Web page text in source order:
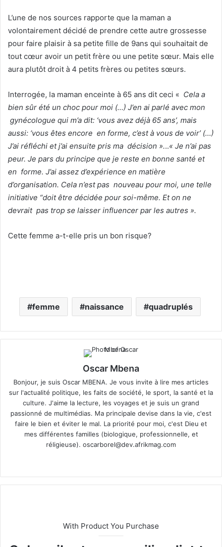
L’une de nos sources rapporte que la maman a
volontairement décidé de prendre cette autre grossesse
pour faire plaisir à sa petite fille de 9ans qui souhaitait de
tout cœur avoir un petit frère ou une petite sœur. Mais elle
aura plutôt droit à 4 petits frères ou petites sœurs.
Interrogée, la maman enceinte à 65 ans dit ceci « Cela a
bien sûr été un choc pour moi (…) J’en ai parlé avec mon
gynécologue qui m’a dit: ‘vous avez déjà 65 ans’, mais
aussi: ‘vous êtes encore en forme, c’est à vous de voir’ (…)
J’ai réfléchi et j’ai ensuite pris ma décision »...« Je n’ai pas
peur. Je pars du principe que je reste en bonne santé et
en forme. J’ai assez d’expérience en matière
d’organisation. Cela n’est pas nouveau pour moi, une telle
initiative “doit être décidée pour soi-même. Et on ne
devrait pas trop se laisser influencer par les autres ».
Cette femme a-t-elle pris un bon risque?
femme naissance quadruplés
Oscar Mbena
Bonjour, je suis Oscar MBENA. Je vous invite à lire mes articles
sur l'actualité politique, les faits de société, le sport, la santé et la
culture. J'aime la lecture, les voyages et je suis un grand
passionné de multimédias. Ma principale devise dans la vie, c'est
faire le bien et éviter le mal. La priorité pour moi, c'est Dieu et
mes différentes familles (biologique, professionnelle, et
réligieuse). oscarborel@dev.afrikmag.com
te
With Product You Purchase